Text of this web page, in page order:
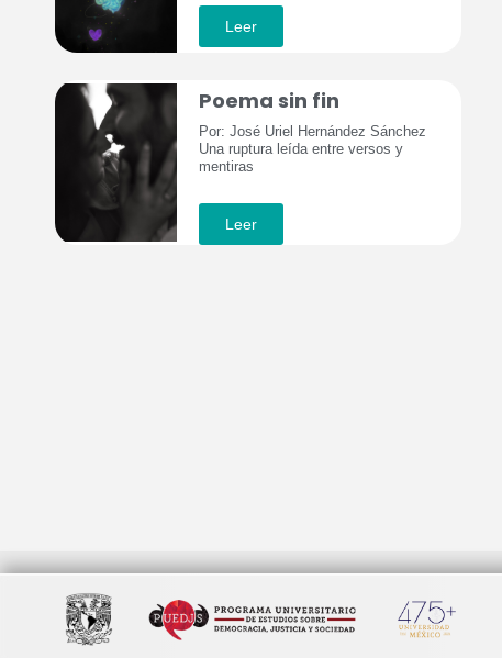
Leer
Poema sin fin
Por: José Uriel Hernández Sánchez
Una ruptura leída entre versos y
mentiras
Leer